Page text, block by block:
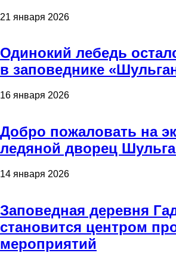
21 января 2026
Одинокий лебедь
в заповеднике
16 января 2026
Добро пожаловать на
ледяной дворец
14 января 2026
Заповедная деревня
становится центром
мероприятий